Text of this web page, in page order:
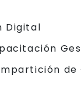
Digital
de